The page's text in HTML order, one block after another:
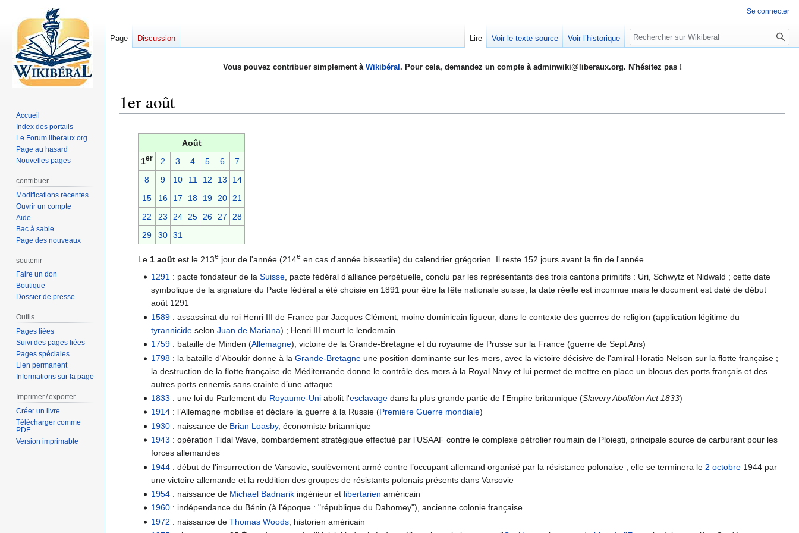
Vous pouvez contribuer simplement à Wikibéral . Pour cela, demandez un compte à adminwiki@liberaux.org. N'hésitez pas !
1er août
navigation
recherche
Août
1er 2 3 4 5 6
7
8
9 10 11 12 13
14
15
16 17 18 19 20 21
22
23 24 25 26 27
28
29
30 31
Le 1 août est le 213e jour de l'année (214e en cas d'année bissextile) du calendrier grégorien. Il reste 152 jours avant la fin de l'année.
1291 : pacte fondateur de laSuisse, pacte fédéral d’alliance perpétuelle, conclu par les représentants des trois cantons primitifs : Uri, Schwytz et Nidwald ; cette date
symbolique de la signature du Pacte fédéral a été choisie en 1891 pour être la fête nationale suisse, la date réelle est inconnue mais le document est daté de début
août 1291
1589 : assassinat du roi Henri III de France par Jacques Clément, moine dominicain ligueur, dans le contexte des guerres de religion (application légitime du
tyrannicide selonJuan de Mariana) ; Henri III meurt le lendemain
1759 : bataille de Minden (Allemagne), victoire de la Grande-Bretagne et du royaume de Prusse sur la France (guerre de Sept Ans)
1798 : la bataille d'Aboukir donne à laGrande-Bretagne une position dominante sur les mers, avec la victoire décisive de l'amiral Horatio Nelson sur la flotte française ;
la destruction de la flotte française de Méditerranée donne le contrôle des mers à la Royal Navy et lui permet de mettre en place un blocus des ports français et des
autres ports ennemis sans crainte d’une attaque
1833 : une loi du Parlement du Royaume-Uni abolit l'esclavage dans la plus grande partie de l'Empire britannique (Slavery Abolition Act 1833)
1914 : l’Allemagne mobilise et déclare la guerre à la Russie (Première Guerre mondiale)
1930 : naissance de Brian Loasby, économiste britannique
1943 : opération Tidal Wave, bombardement stratégique effectué par l’USAAF contre le complexe pétrolier roumain de Ploiești, principale source de carburant pour les
forces allemandes
1944 : début de l'insurrection de Varsovie, soulèvement armé contre l’occupant allemand organisé par la résistance polonaise ; elle se terminera le 2 octobre 1944 par
une victoire allemande et la reddition des groupes de résistants polonais présents dans Varsovie
1954 : naissance de Michael Badnarik ingénieur et libertarien américain
1960 : indépendance du Bénin (à l'époque : "république du Dahomey"), ancienne colonie française
1972 : naissance deThomas Woods , historien américain
Se connecter
Page Discussion Lire Voir le texte source Voir l’historique Rechercher
Accueil
Index des portails
Le Forum liberaux.org
Page au hasard
Nouvelles pages
contribuer
Modifications récentes
Ouvrir un compte
Aide
Bac à sable
Page des nouveaux
soutenir
Faire un don
Boutique
Dossier de presse
Outils
Pages liées
Suivi des pages liées
Pages spéciales
Lien permanent
Informations sur la page
Imprimer / exporter
Créer un livre
Télécharger comme
PDF
Version imprimable